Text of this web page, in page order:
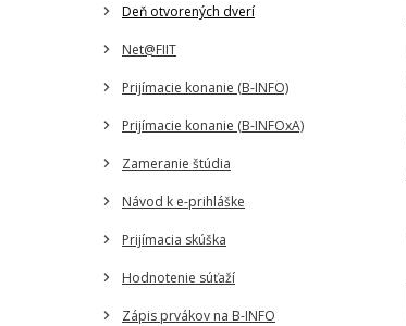
Deň otvorených dverí
Net@FIIT
Prijímacie konanie (B-INFO)
Prijímacie konanie (B-INFOxA)
Zameranie štúdia
Návod k e-prihláške
Prijímacia skúška
Hodnotenie súťaží
Zápis prvákov na B-INFO